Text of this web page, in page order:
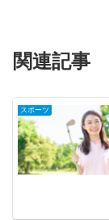
関連記事
スポーツ